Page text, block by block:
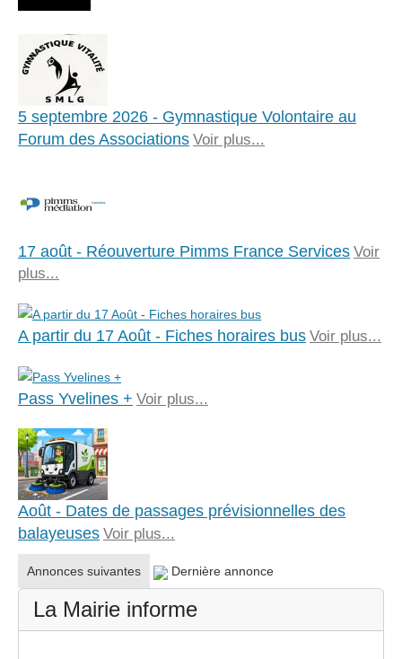
5 septembre 2026 - Gymnastique Volontaire au
Forum des Associations Voir plus...
17 août - Réouverture Pimms France Services Voir
plus...
A partir du 17 Août - Fiches horaires bus Voir plus...
Pass Yvelines + Voir plus...
Août - Dates de passages prévisionnelles des
balayeuses Voir plus...
Annonces suivantes Dernière annonce
La Mairie informe